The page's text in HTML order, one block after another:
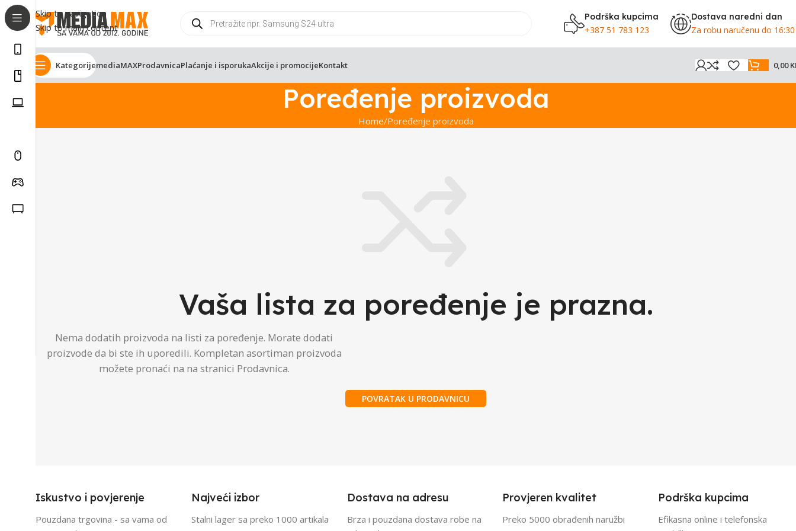
Skip to navigation
Skip to main content
Podrška kupcima
+387 51 783 123
Dostava naredni dan
Za robu naručenu do
KategorijemediaMAXProdavnicaPlaćanje i isporukaAkcije i promocijeKontakt 0,00
Poređenje proizvoda
Home Poređenje proizvoda
Vaša lista za poređenje je prazna.
Nema dodatih proizvoda na listi za poređenje. Morate dodati
proizvode da bi ste ih uporedili. Kompletan asortiman proizvoda
možete pronaći na na stranici Prodavnica.
POVRATAK U PRODAVNICU
Iskustvo i povjerenje
Pouzdana trgovina - sa vama od
Najveći izbor
Stalni lager sa preko 1000 artikala
Dostava na adresu
Brza i pouzdana dostava robe na
Provjeren kvalitet
Preko 5000 obrađenih naružbi
Podrška kupcima
Efikasna online i telefonska